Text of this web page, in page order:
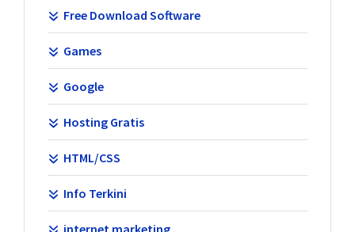
Free Download Software
Games
Google
Hosting Gratis
HTML/CSS
Info Terkini